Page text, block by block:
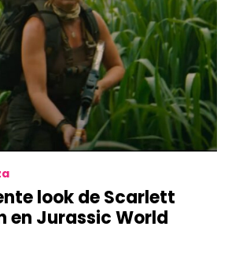
look de Scarlett
en Jurassic World